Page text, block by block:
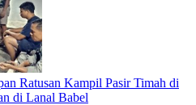
Ratusan Kampil Pasir Timah di
di Lanal Babel